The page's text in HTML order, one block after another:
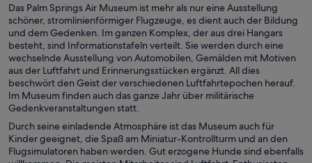
Das Palm Springs Air Museum ist mehr als nur eine Ausstellung
schöner, stromlinienförmiger Flugzeuge, es dient auch der Bildung
und dem Gedenken. Im ganzen Komplex, der aus drei Hangars
besteht, sind Informationstafeln verteilt. Sie werden durch eine
wechselnde Ausstellung von Automobilen, Gemälden mit Motiven
aus der Luftfahrt und Erinnerungsstücken ergänzt. All dies
beschwört den Geist der verschiedenen Luftfahrtepochen herauf.
Im Museum finden auch das ganze Jahr über militärische
Gedenkveranstaltungen statt.
Durch seine einladende Atmosphäre ist das Museum auch für
Kinder geeignet, die Spaß am Miniatur-Kontrollturm und an den
Flugsimulatoren haben werden. Gut erzogene Hunde sind ebenfalls